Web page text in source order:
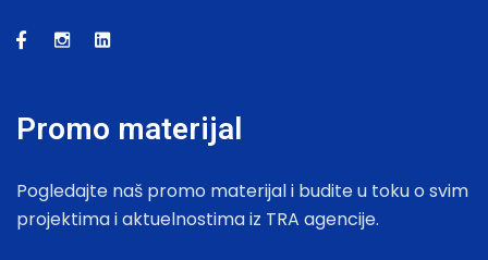
Promo materijal
Pogledajte naš promo materijal i budite u toku o svim
projektima i aktuelnostima iz TRA agencije.